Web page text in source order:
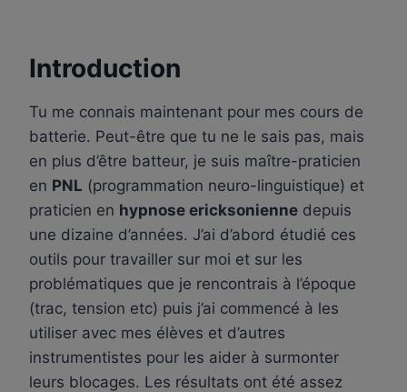
Introduction
Tu me connais maintenant pour mes cours de
batterie. Peut-être que tu ne le sais pas, mais
en plus d’être batteur, je suis maître-praticien
en PNL (programmation neuro-linguistique) et
praticien en hypnose ericksonienne depuis
une dizaine d’années. J’ai d’abord étudié ces
outils pour travailler sur moi et sur les
problématiques que je rencontrais à l’époque
(trac, tension etc) puis j’ai commencé à les
utiliser avec mes élèves et d’autres
instrumentistes pour les aider à surmonter
leurs blocages. Les résultats ont été assez